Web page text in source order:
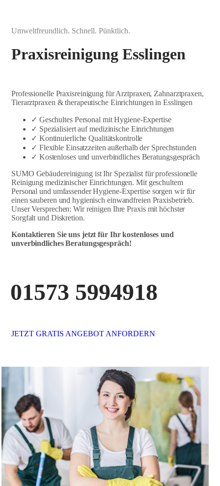
Umweltfreundlich. Schnell. Pünktlich.
Praxisreinigung Esslingen
Professionelle Praxisreinigung für Arztpraxen, Zahnarztpraxen,
Tierarztpraxen & therapeutische Einrichtungen in Esslingen
✓ Geschultes Personal mit Hygiene-Expertise
✓ Spezialisiert auf medizinische Einrichtungen
✓ Kontinuierliche Qualitätskontrolle
✓ Flexible Einsatzzeiten außerhalb der Sprechstunden
✓ Kostenloses und unverbindliches Beratungsgespräch
SUMO Gebäudereinigung ist Ihr Spezialist für professionelle
Reinigung medizinischer Einrichtungen. Mit geschultem
Personal und umfassender Hygiene-Expertise sorgen wir für
einen sauberen und hygienisch einwandfreien Praxisbetrieb.
Unser Versprechen: Wir reinigen Ihre Praxis mit höchster
Sorgfalt und Diskretion.
Kontaktieren Sie uns jetzt für Ihr kostenloses und
unverbindliches Beratungsgespräch!
01573 5994918
JETZT GRATIS ANGEBOT ANFORDERN